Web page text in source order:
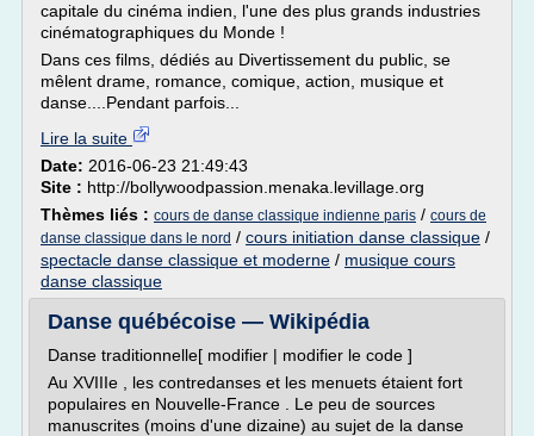
capitale du cinéma indien, l'une des plus grands industries
cinématographiques du Monde !
Dans ces films, dédiés au Divertissement du public, se
mêlent drame, romance, comique, action, musique et
danse....Pendant parfois...
Lire la suite
Date: 2016-06-23 21:49:43
Site : http://bollywoodpassion.menaka.levillage.org
Thèmes liés : cours de danse classique indienne paris / cours de
danse classique dans le nord / cours initiation danse classique /
spectacle danse classique et moderne / musique cours
danse classique
Danse québécoise — Wikipédia
Danse traditionnelle[ modifier | modifier le code ]
Au XVIIIe , les contredanses et les menuets étaient fort
populaires en Nouvelle-France . Le peu de sources
manuscrites (moins d'une dizaine) au sujet de la danse